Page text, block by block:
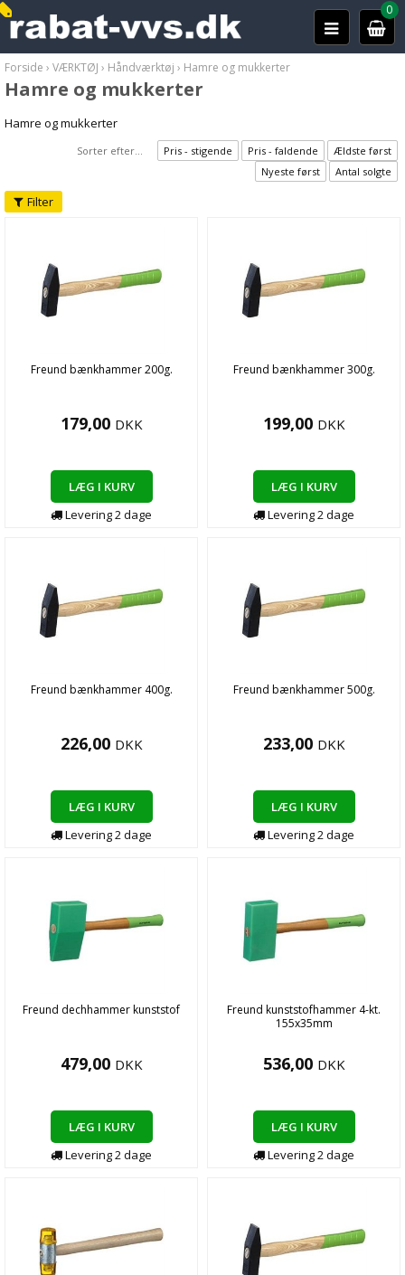
0
Forside › VÆRKTØJ › Håndværktøj › Hamre og mukkerter
Hamre og mukkerter
Hamre og mukkerter
Sorter efter... Pris - stigende Pris - faldende
Ældste først
Nyeste først
Antal solgte
Filter
Freund bænkhammer 200g.
179,00 DKK
LÆG I KURV
Levering2dage
Freund bænkhammer 300g.
199,00 DKK
LÆG I KURV
Levering2dage
Freund bænkhammer 400g.
226,00 DKK
LÆG I KURV
Levering2dage
Freund bænkhammer 500g.
233,00 DKK
LÆG I KURV
Levering2dage
Freund dechhammer kunststof
479,00 DKK
LÆG I KURV
Levering2dage
Freund kunststofhammer 4-kt.
155x35mm
536,00 DKK
LÆG I KURV
Levering2dage